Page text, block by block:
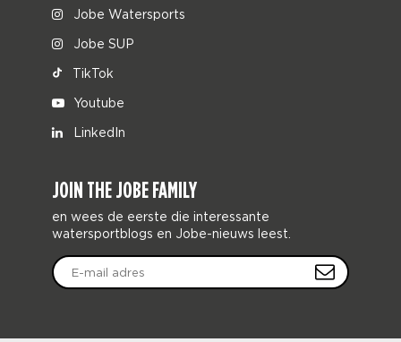
Jobe Watersports
Jobe SUP
TikTok
Youtube
LinkedIn
JOIN THE JOBE FAMILY
en wees de eerste die interessante
watersportblogs en Jobe-nieuws leest.